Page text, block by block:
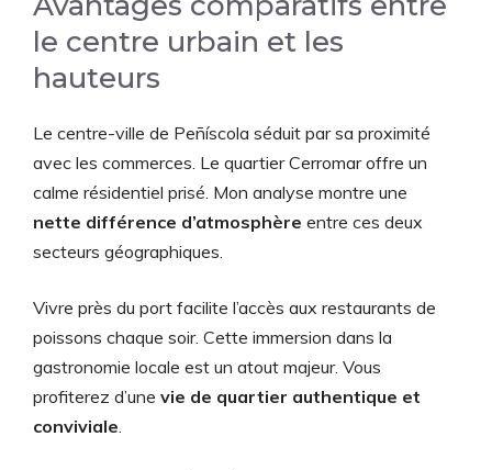
le centre urbain et les
hauteurs
Le centre-ville de Peñíscola séduit par sa proximité
avec les commerces. Le quartier Cerromar offre un
calme résidentiel prisé. Mon analyse montre une
nette différence d’atmosphère entre ces deux
secteurs géographiques.
Vivre près du port facilite l’accès aux restaurants de
poissons chaque soir. Cette immersion dans la
gastronomie locale est un atout majeur. Vous
profiterez d’une vie de quartier authentique et
conviviale.